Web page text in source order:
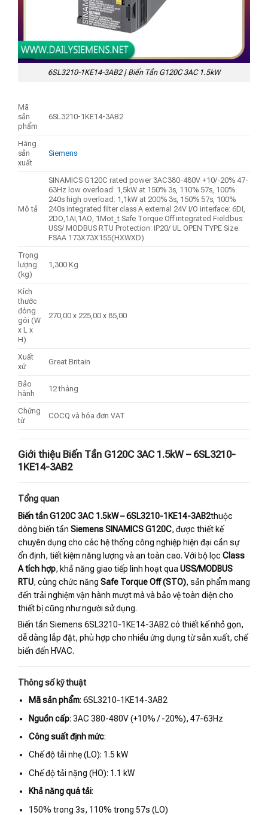
6SL3210-1KE14-3AB2 | Biến Tần G120C 3AC 1.5kW
Mã
sản
phẩm
6SL3210-1KE14-3AB2
Hãng
sản
xuất
Siemens
Mô tả
SINAMICS G120C rated power 3AC380-480V +10/-20% 47-
63Hz low overload: 1,5kW at 150% 3s, 110% 57s, 100%
240s high overload: 1,1kW at 200% 3s, 150% 57s, 100%
240s integrated filter class A external 24V I/O interface: 6DI,
2DO,1AI,1AO, 1Mot_t Safe Torque Off integrated Fieldbus:
USS/ MODBUS RTU Protection: IP20/ UL OPEN TYPE Size:
FSAA 173X73X155(HXWXD)
Trọng
lượng
(kg)
1,300 Kg
Kích
thước
đóng
gói (W
x L x
H)
270,00 x 225,00 x 85,00
Xuất
xứ
Great Britain
Bảo
hành
12 tháng
Chứng
từ
COCQ và hóa đơn VAT
Giới thiệu Biến Tần G120C 3AC 1.5kW – 6SL3210-
1KE14-3AB2
Tổng quan
Biến tần G120C 3AC 1.5kW – 6SL3210-1KE14-3AB2thuộc
dòng biến tần Siemens SINAMICS G120C, được thiết kế
chuyên dụng cho các hệ thống công nghiệp hiện đại cần sự
ổn định, tiết kiệm năng lượng và an toàn cao. Với bộ lọc Class
A tích hợp, khả năng giao tiếp linh hoạt quaUSS/MODBUS
RTU, cùng chức năng Safe Torque Off (STO), sản phẩm mang
đến trải nghiệm vận hành mượt mà và bảo vệ toàn diện cho
thiết bị cũng như người sử dụng.
Biến tần Siemens 6SL3210-1KE14-3AB2 có thiết kế nhỏ gọn,
dễ dàng lắp đặt, phù hợp cho nhiều ứng dụng từ sản xuất, chế
biến đến HVAC.
Thông số kỹ thuật
Mã sản phẩm: 6SL3210-1KE14-3AB2
Nguồn cấp: 3AC 380-480V (+10% / -20%), 47-63Hz
Công suất định mức:
Chế độ tải nhẹ (LO): 1.5 kW
Chế độ tải nặng (HO): 1.1 kW
Khả năng quá tải:
150% trong 3s, 110% trong 57s (LO)